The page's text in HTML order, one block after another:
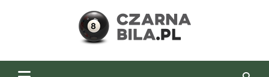
CzarnaBila.pl